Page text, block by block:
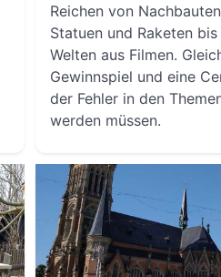
Reichen von
Statuen und Raketen
Welten aus Filmen.
Gewinnspiel und eine
der Fehler in den
werden müssen.